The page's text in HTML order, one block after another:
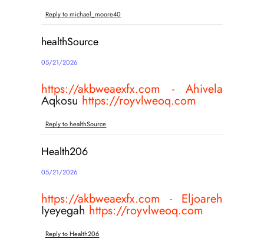
Reply to michael_moore40
healthSource
05/21/2026
https://akbweaexfx.com - Ahivela
Aqkosu https://royvlweoq.com
Reply to healthSource
Health206
05/21/2026
https://akbweaexfx.com - Eljoareh
Iyeyegah https://royvlweoq.com
Reply to Health206